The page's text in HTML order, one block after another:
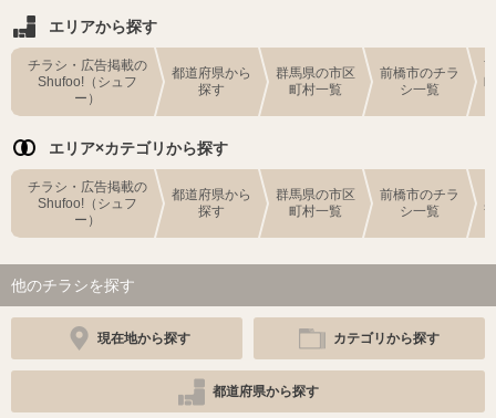
エリアから探す
チラシ・広告掲載の
Shufoo!（シュフ
ー）
都道府県から
探す
群馬県の市区
町村一覧
前橋市のチラ
シ一覧
エリア×カテゴリから探す
チラシ・広告掲載の
Shufoo!（シュフ
ー）
都道府県から
探す
群馬県の市区
町村一覧
前橋市のチラ
シ一覧
他のチラシを探す
現在地から探す カテゴリから探す
都道府県から探す